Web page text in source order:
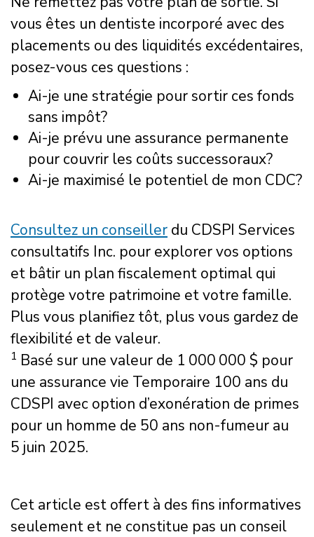
vous êtes un dentiste incorporé avec des
placements ou des liquidités excédentaires,
posez-vous ces questions :
Ai-je une stratégie pour sortir ces fonds
sans impôt?
Ai-je prévu une assurance permanente
pour couvrir les coûts successoraux?
Ai-je maximisé le potentiel de mon CDC?
Consultez un conseiller du CDSPI Services
consultatifs Inc. pour explorer vos options
et bâtir un plan fiscalement optimal qui
protège votre patrimoine et votre famille.
Plus vous planifiez tôt, plus vous gardez de
flexibilité et de valeur.
1 Basé sur une valeur de 1 000 000 $ pour
une assurance vie Temporaire 100 ans du
CDSPI avec option d’exonération de primes
pour un homme de 50 ans non-fumeur au
5 juin 2025.
Cet article est offert à des fins informatives
seulement et ne constitue pas un conseil